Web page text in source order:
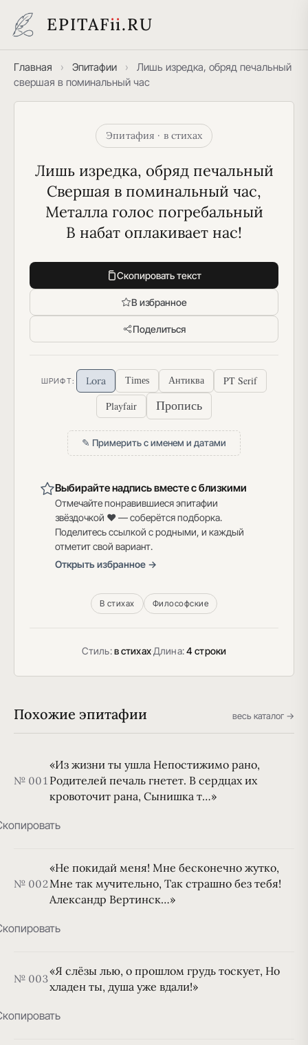
EPITAFii.RU
Главная › Эпитафии ›
Лишь изредка, обряд печальный
свершая в поминальный час
Эпитафия · в стихах
Лишь изредка, обряд печальный
Свершая в поминальный час,
Металла голос погребальный
В набат оплакивает нас!
Скопировать текст
В избранное
Поделиться
ШРИФТ: Lora Times Антиква
PT Serif
Playfair
Пропись
✎ Примерить с именем и датами
Выбирайте надпись вместе с близкими
Отмечайте понравившиеся эпитафии
звёздочкой ♥ — соберётся подборка.
Поделитесь ссылкой с родными, и каждый
отметит свой вариант.
Открыть избранное →
В стихах Философские
Стиль:в стихах·Длина:4 строки
Похожие эпитафии весь каталог →
№ 001
«Из жизни ты ушла Непостижимо рано,
Родителей печаль гнетет. В сердцах их
кровоточит рана, Сынишка т…»
№ 002
«Не покидай меня! Мне бесконечно жутко,
Мне так мучительно, Так страшно без тебя!
Александр Вертинск…»
№ 003
«Я слёзы лью, о прошлом грудь тоскует, Но
хладен ты, душа уже вдали!»